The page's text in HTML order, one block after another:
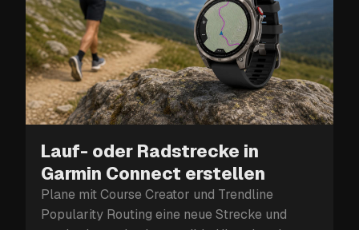
Lauf- oder Radstrecke in
Garmin Connect erstellen
Plane mit Course Creator und Trendline
Popularity Routing eine neue Strecke und